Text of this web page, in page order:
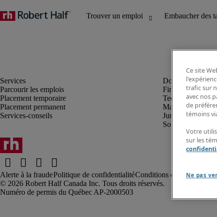
Parcourir les emplois
Placement temporaire
Placement permanent
Services-conseils
Finance et
Technologie
Marketing et
Juridique
Soutien
Alerte à la fraudePolitique de confidentialitéConditions d’utilisation
Robert Half Canada Inc. Tous droits réservés.
Ce site
trafic sur
avec nos
de
témoins
Votre
sur les
Ne pas